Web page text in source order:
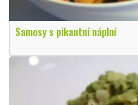
Samosy s pikantní náplní